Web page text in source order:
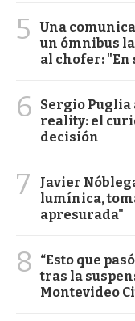
5
Una
un ómnibus
al chofer: "En
6
Sergio Puglia
reality: el
decisión
7
Javier
lumínica,
apresurada"
8
“Esto que
tras la
Montevideo